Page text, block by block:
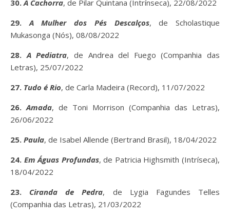
30.A Cachorra, de Pilar Quintana (Intrínseca), 22/08/2022
29.A Mulher dos Pés Descalços, de Scholastique
Mukasonga (Nós), 08/08/2022
28.A Pediatra, de Andrea del Fuego (Companhia das
Letras), 25/07/2022
27. Tudo é Rio, de Carla Madeira (Record), 11/07/2022
26.Amada, de Toni Morrison (Companhia das Letras),
26/06/2022
25. Paula, de Isabel Allende (Bertrand Brasil), 18/04/2022
24. Em Águas Profundas, de Patricia Highsmith (Intríseca),
18/04/2022
23. Ciranda de Pedra, de Lygia Fagundes Telles
(Companhia das Letras), 21/03/2022